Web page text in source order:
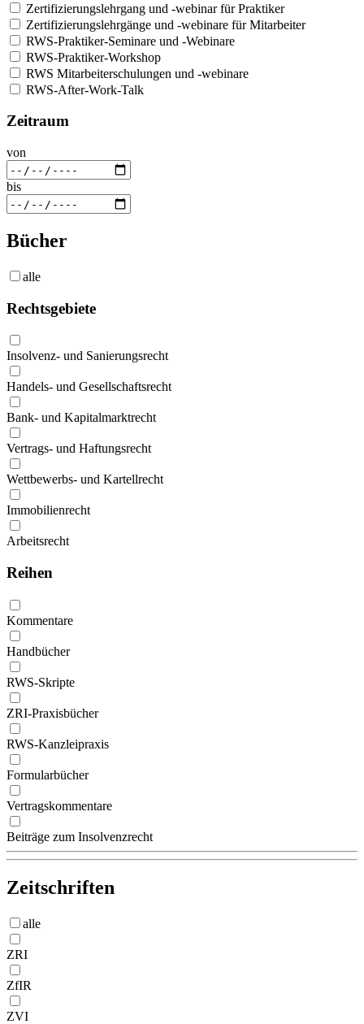
Zertifizierungslehrgang und -webinar für Praktiker
Zertifizierungslehrgänge und -webinare für Mitarbeiter
RWS-Praktiker-Seminare und -Webinare
RWS-Praktiker-Workshop
RWS Mitarbeiterschulungen und -webinare
RWS-After-Work-Talk
Zeitraum
von
bis
Bücher
alle
Rechtsgebiete
Insolvenz- und Sanierungsrecht
Handels- und Gesellschaftsrecht
Bank- und Kapitalmarktrecht
Vertrags- und Haftungsrecht
Wettbewerbs- und Kartellrecht
Immobilienrecht
Arbeitsrecht
Reihen
Kommentare
Handbücher
RWS-Skripte
ZRI-Praxisbücher
RWS-Kanzleipraxis
Formularbücher
Vertragskommentare
Beiträge zum Insolvenzrecht
Zeitschriften
alle
ZRI
ZfIR
ZVI